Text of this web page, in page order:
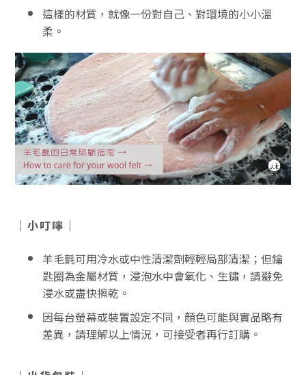
這樣的材質，就像一份對自己、對環境的小小溫
柔。
｜小叮嚀｜
羊毛氈可用冷水或中性清潔劑輕輕局部清潔；但鑰
匙圈為金屬材質，浸泡水中會氧化、生鏽，請避免
浸水或盡快擦乾。
因每台螢幕或裝置設定不同，顏色可能與實品略有
差異，請理解以上情況，可接受者再行訂購。